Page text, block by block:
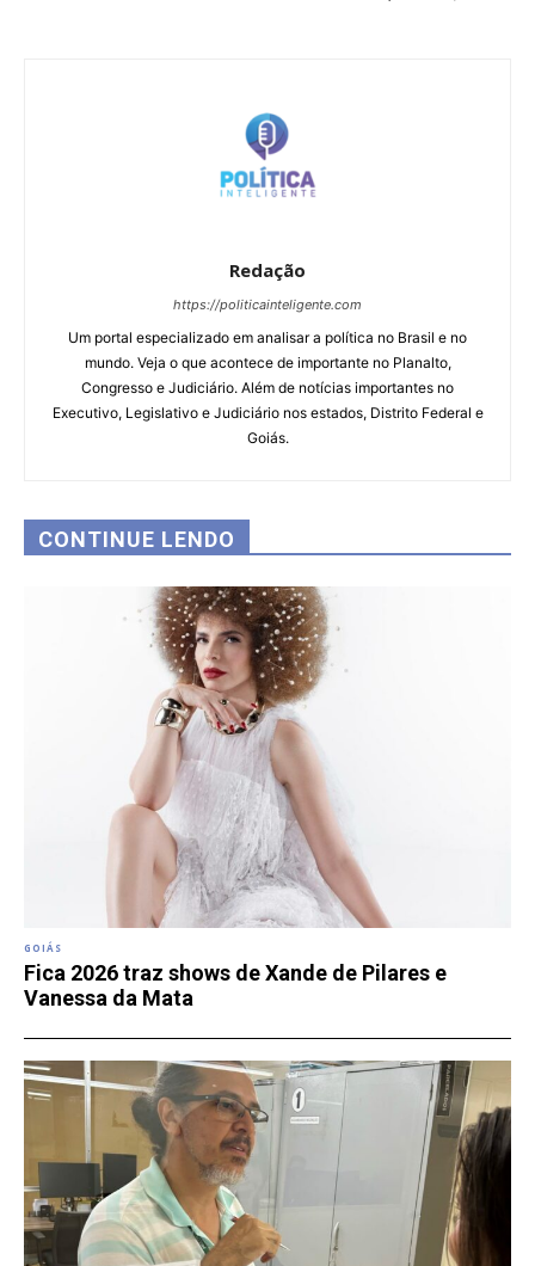
Redação
https://politicainteligente.com
Um portal especializado em analisar a política no Brasil e no
mundo. Veja o que acontece de importante no Planalto,
Congresso e Judiciário. Além de notícias importantes no
Executivo, Legislativo e Judiciário nos estados, Distrito Federal e
Goiás.
CONTINUE LENDO
GOIÁS
Fica 2026 traz shows de Xande de Pilares e
Vanessa da Mata